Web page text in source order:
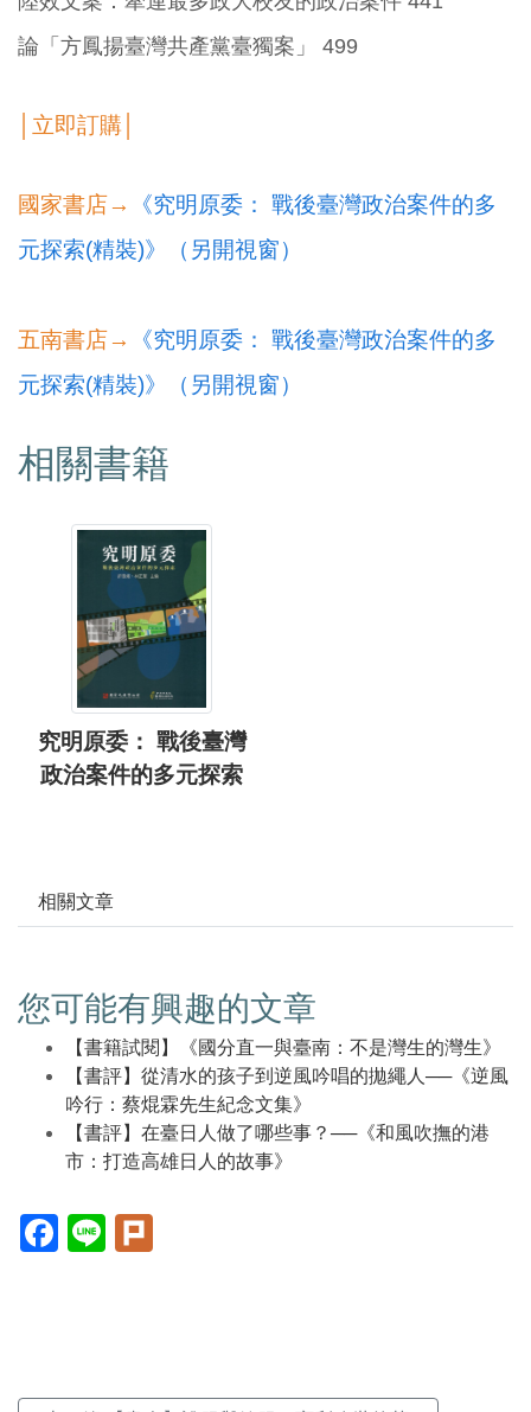
論「方鳳揚臺灣共產黨臺獨案」 499
│立即訂購│
國家書店→
《究明原委： 戰後臺灣政治案件的多
元探索(精裝)》（另開視窗）
五南書店→
《究明原委： 戰後臺灣政治案件的多
元探索(精裝)》（另開視窗）
相關書籍
究明原委： 戰後臺灣
政治案件的多元探索
相關文章
您可能有興趣的文章
【書籍試閱】《國分直一與臺南：不是灣生的灣生》
【書評】從清水的孩子到逆風吟唱的拋繩人──《逆風
吟行：蔡焜霖先生紀念文集》
【書評】在臺日人做了哪些事？──《和風吹撫的港
市：打造高雄日人的故事》
Facebook(另
開
Line(另
開